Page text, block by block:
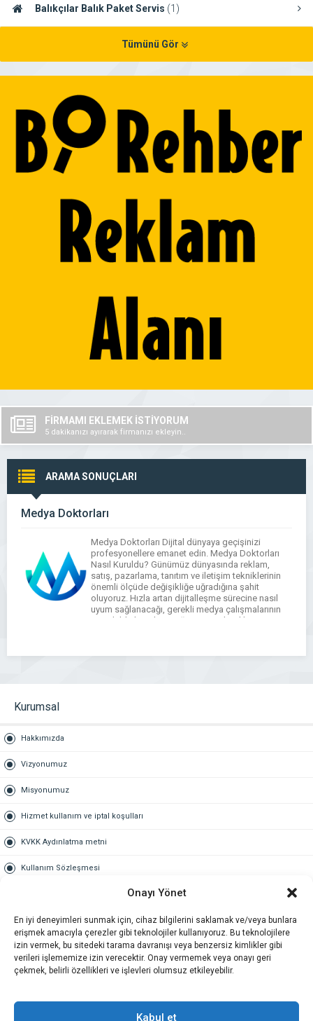
Onayı Yönet
En iyi deneyimleri sunmak için, cihaz bilgilerini saklamak ve/veya bunlara
erişmek amacıyla çerezler gibi teknolojiler kullanıyoruz. Bu teknolojilere
izin vermek, bu sitedeki tarama davranışı veya benzersiz kimlikler gibi
verileri işlememize izin verecektir. Onay vermemek veya onayı geri
çekmek, belirli özellikleri ve işlevleri olumsuz etkileyebilir.
Kabul et
Balıkçılar Balık Paket Servis (1)
Tümünü Gör
FİRMAMI EKLEMEK İSTİYORUM
5 dakikanızı ayırarak firmanızı ekleyin..
ARAMA SONUÇLARI
Medya Doktorları
Medya Doktorları Dijital dünyaya geçişinizi
profesyonellere emanet edin. Medya Doktorları
Nasıl Kuruldu? Günümüz dünyasında reklam,
satış, pazarlama, tanıtım ve iletişim tekniklerinin
önemli ölçüde değişikliğe uğradığına şahit
oluyoruz. Hızla artan dijitalleşme sürecine nasıl
uyum sağlanacağı, gerekli medya çalışmalarının
ne şekilde hazırlanacağı ise merak edilen
Kurumsal
Hakkımızda
Vizyonumuz
Misyonumuz
Hizmet kullanım ve iptal koşulları
KVKK Aydınlatma metni
Kullanım Sözleşmesi
Gold üyelik nedir
Kariyer